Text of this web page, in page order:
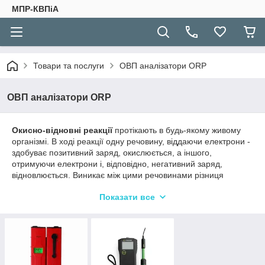
МПР-КВПіА
Товари та послуги ОВП аналізатори ORP
ОВП аналізатори ORP
Окисно-відновні реакціїпротікають в будь-якому живому
організмі. В ході реакції одну речовину, віддаючи електрони -
здобуває позитивний заряд, окислюється, а іншого,
отримуючи електрони і, відповідно, негативний заряд,
відновлюється. Виникає між цими речовинами різниця
потенціалом (ОВП або редокс-потенціал).
окислювально-відновної реакції може мати як додатне, так і
від'ємне значення і дозволяє робити певні висновки про
хімічний склад води.Зазвичай ОВП організму людини
Показати все